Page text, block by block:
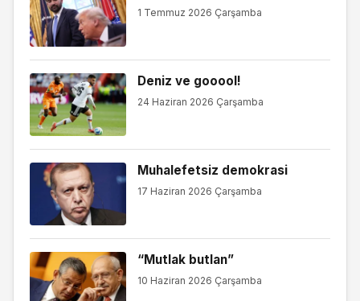
1 Temmuz 2026 Çarşamba
Deniz ve gooool!
24 Haziran 2026 Çarşamba
Muhalefetsiz demokrasi
17 Haziran 2026 Çarşamba
“Mutlak butlan”
10 Haziran 2026 Çarşamba